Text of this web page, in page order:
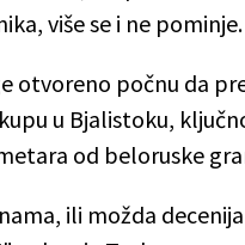
više se i ne pominje.
otvoreno počnu da
u Bjalistoku,
od beloruske
ili možda